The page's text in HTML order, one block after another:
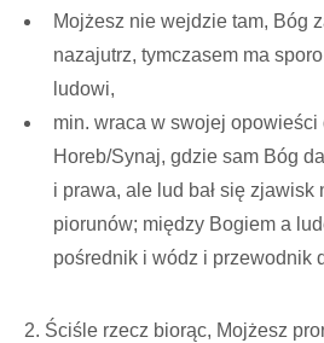
Mojżesz nie wejdzie tam, Bóg
nazajutrz, tymczasem ma
ludowi,
min. wraca w swojej opowieści
Horeb/Synaj, gdzie sam Bóg
i prawa, ale lud bał się zjawisk
piorunów; między Bogiem a
pośrednik i wódz i przewodnik
2. Ściśle rzecz biorąc, Mojżesz